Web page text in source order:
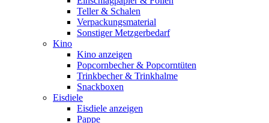
Teller & Schalen
Verpackungsmaterial
Sonstiger Metzgerbedarf
Kino
Kino anzeigen
Popcornbecher & Popcorntüten
Trinkbecher & Trinkhalme
Snackboxen
Eisdiele
Eisdiele anzeigen
Pappe